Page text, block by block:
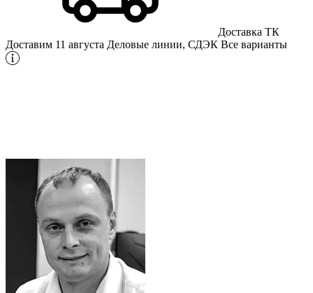
Доставка ТК
Доставим 11 августа Деловые линии, СДЭК Все варианты